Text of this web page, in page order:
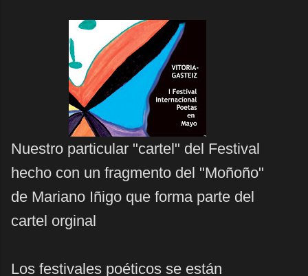
Nuestro particular "cartel" del Festival
hecho con un fragmento del "Moñoño"
de Mariano Iñigo que forma parte del
cartel orginal
Los festivales poéticos se están